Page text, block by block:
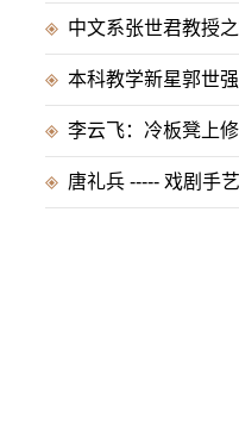
中文系张世君教授
本科教学新星郭世
李云飞：冷板凳上
唐礼兵 ----- 戏剧手